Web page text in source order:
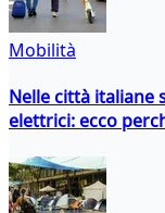
Mobilità
Nelle città italiane
elettrici: ecco